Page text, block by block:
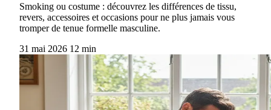
Smoking ou costume : découvrez les différences de tissu,
revers, accessoires et occasions pour ne plus jamais vous
tromper de tenue formelle masculine.
31 mai 2026 12 min